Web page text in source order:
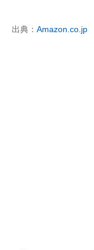
出典： Amazon.co.jp